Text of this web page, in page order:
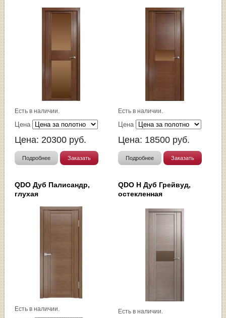
Есть в наличии.
Цена
Цена: 20300 руб.
Подробнее Заказать
Есть в наличии.
Цена
Цена: 18500 руб.
Подробнее Заказать
QDO Дуб Палисандр,
глухая
Есть в наличии.
QDO Н Дуб Грейвуд,
остекленная
Есть в наличии.